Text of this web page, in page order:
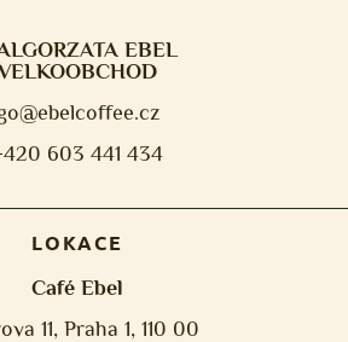
EBEL
603 441 434
LOKACE
Café Ebel
11, Praha 1, 110 00